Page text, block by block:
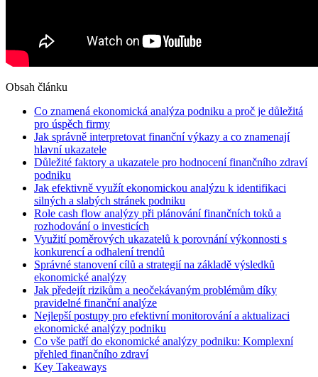
Obsah článku
Co znamená ekonomická analýza podniku a proč je důležitá
pro úspěch firmy
Jak správně interpretovat finanční výkazy a co znamenají
hlavní ukazatele
Důležité faktory a ukazatele pro hodnocení finančního zdraví
podniku
Jak efektivně využít ekonomickou analýzu k identifikaci
silných a slabých stránek podniku
Role cash flow analýzy při plánování finančních toků a
rozhodování o investicích
Využití poměrových ukazatelů k porovnání výkonnosti s
konkurencí a odhalení trendů
Správné stanovení cílů a strategií na základě výsledků
ekonomické analýzy
Jak předejít rizikům a neočekávaným problémům díky
pravidelné finanční analýze
Nejlepší postupy pro efektivní monitorování a aktualizaci
ekonomické analýzy podniku
Co vše patří do ekonomické analýzy podniku: Komplexní
přehled finančního zdraví
Key Takeaways